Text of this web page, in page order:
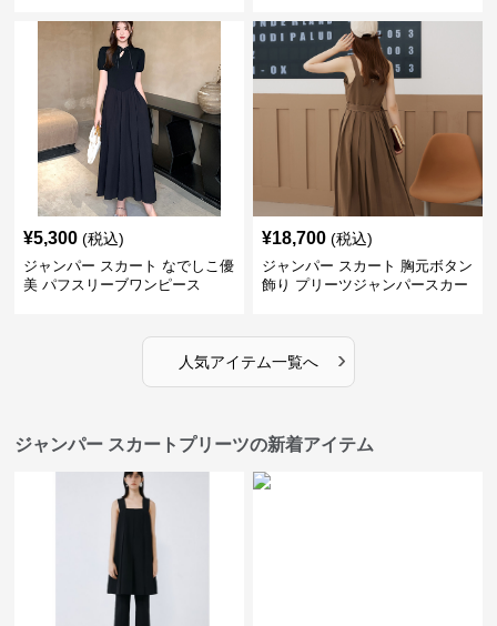
¥5,300 (税込)
ジャンパー スカート なでしこ優
美 パフスリーブワンピース
¥18,700 (税込)
ジャンパー スカート 胸元ボタン
飾り プリーツジャンパースカー
人気アイテム一覧へ ›
ジャンパー スカートプリーツの新着アイテム